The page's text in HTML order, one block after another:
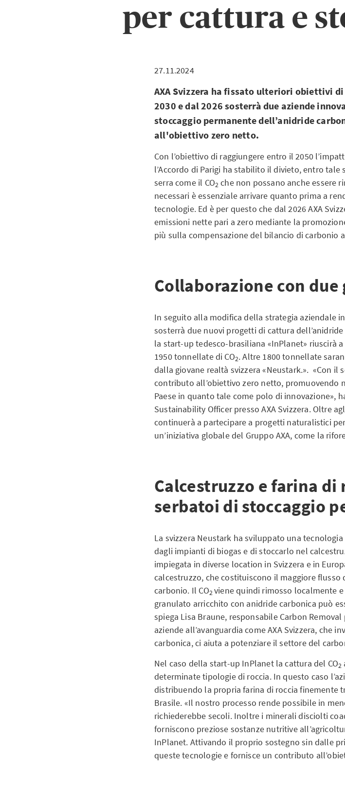
per cattura e
27.11.2024
AXA Svizzera ha fissato ulteriori obiettivi di
2030 e dal 2026 sosterrà due aziende
stoccaggio permanente dell’anidride
all'obiettivo zero netto.
Con l’obiettivo di raggiungere entro il 2050
l’Accordo di Parigi ha stabilito il divieto, entro tale
serra come il CO2 che non possano anche essere
necessari è essenziale arrivare quanto prima a
tecnologie. Ed è per questo che dal 2026 AXA
emissioni nette pari a zero mediante la
più sulla compensazione del bilancio di carbonio
Collaborazione con
In seguito alla modifica della strategia aziendale
sosterrà due nuovi progetti di cattura
la start-up tedesco-brasiliana «InPlanet» riuscirà
1950 tonnellate di CO2. Altre 1800 tonnellate
dalla giovane realtà svizzera «Neustark.». «Con
contributo all’obiettivo zero netto, promuovendo
Paese in quanto tale come polo di innovazione»,
Sustainability Officer presso AXA Svizzera. Oltre
continuerà a partecipare a progetti naturalistici
un’iniziativa globale del Gruppo AXA, come la
Calcestruzzo e farina di
serbatoi di stoccaggio
La svizzera Neustark ha sviluppato una tecnologia
dagli impianti di biogas e di stoccarlo nel
impiegata in diverse location in Svizzera e in
calcestruzzo, che costituiscono il maggiore
carbonio. Il CO2viene quindi rimosso localmente
granulato arricchito con anidride carbonica può
spiega Lisa Braune, responsabile Carbon
aziende all’avanguardia come AXA Svizzera, che
carbonica, ci aiuta a potenziare il settore del
Nel caso della start-up InPlanet la cattura del CO2
determinate tipologie di roccia. In questo caso
distribuendo la propria farina di roccia finemente
Brasile. «Il nostro processo rende possibile in
richiederebbe secoli. Inoltre i minerali disciolti
forniscono preziose sostanze nutritive
InPlanet. Attivando il proprio sostegno sin dalle
queste tecnologie e fornisce un contributo